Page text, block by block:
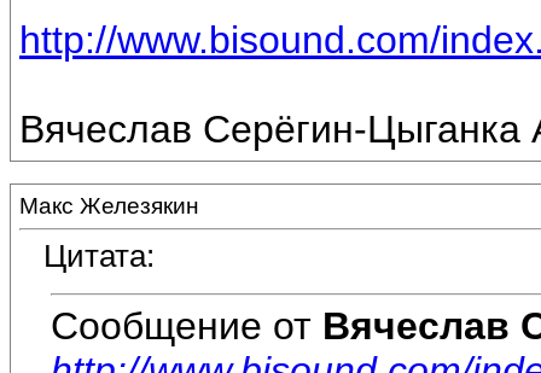
http://www.bisound.com/
Вячеслав Серёгин-Цыганка
Макс Железякин
Цитата:
Сообщение от Вячеслав